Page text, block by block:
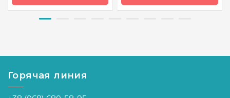
Страна-
Молдова
Размер
40х40 cm
Канва
Floba/53
Страна-
Молдова
Горячая линия